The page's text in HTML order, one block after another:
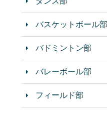
バスケットボール部
バドミントン部
バレーボール部
フィールド部